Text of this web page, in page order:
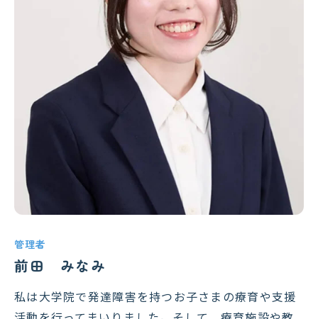
管理者
前田 みなみ
私は大学院で発達障害を持つお子さまの療育や支援